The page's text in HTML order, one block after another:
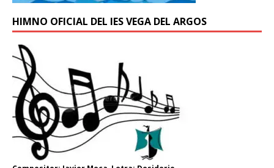
HIMNO OFICIAL DEL IES VEGA DEL ARGOS